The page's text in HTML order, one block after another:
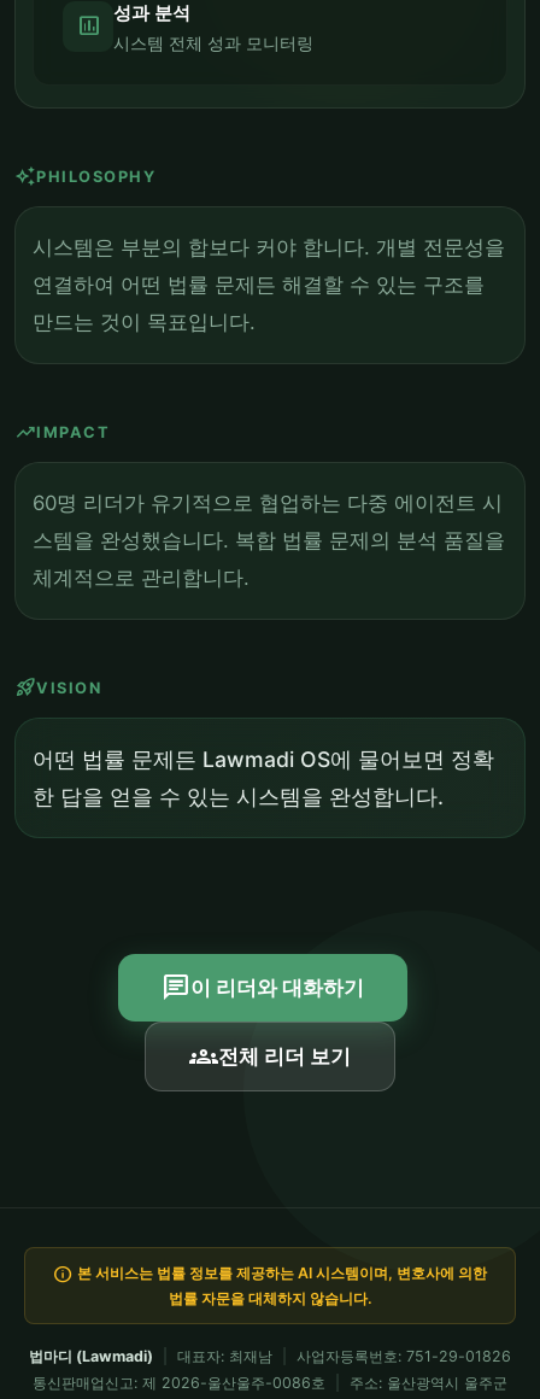
assessment 성과 분석
시스템 전체 성과 모니터링
auto_awesomePHILOSOPHY
시스템은 부분의 합보다 커야 합니다. 개별 전문성을
연결하여 어떤 법률 문제든 해결할 수 있는 구조를
만드는 것이 목표입니다.
trending_upIMPACT
60명 리더가 유기적으로 협업하는 다중 에이전트 시
스템을 완성했습니다. 복합 법률 문제의 분석 품질을
체계적으로 관리합니다.
rocket_launchVISION
어떤 법률 문제든 Lawmadi OS에 물어보면 정확
한 답을 얻을 수 있는 시스템을 완성합니다.
chat이 리더와 대화하기
groups전체 리더 보기
info 본 서비스는 법률 정보를 제공하는 AI 시스템이며, 변호사에 의한
법률 자문을 대체하지 않습니다.
법마디 (Lawmadi) 대표자: 최재남
사업자등록번호: 751-29-01826
통신판매업신고: 제 2026-울산울주-0086호
주소: 울산광역시 울주군